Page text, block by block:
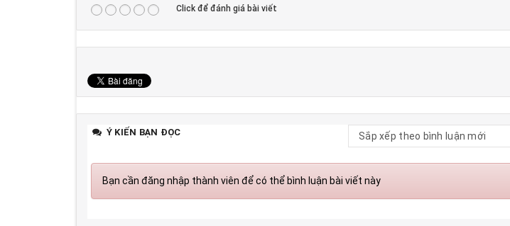
Click để đánh giá bài viết
Ý KIẾN BẠN ĐỌC
Bạn cần đăng nhập thành viên để có thể bình luận bài viết này